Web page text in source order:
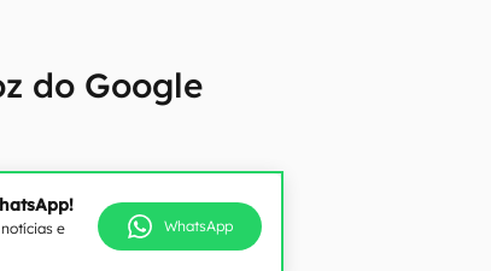
do Google
e
WhatsApp